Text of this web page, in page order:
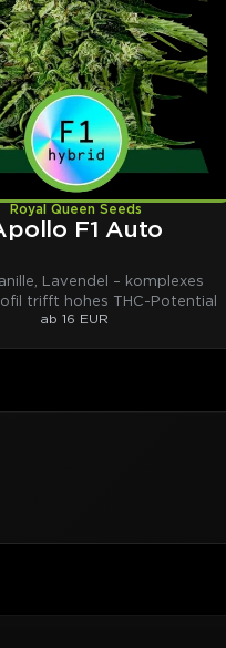
Royal Queen Seeds
F1 Auto
Lavendel – komplexes
trifft hohes THC-Potential
ab 16 EUR